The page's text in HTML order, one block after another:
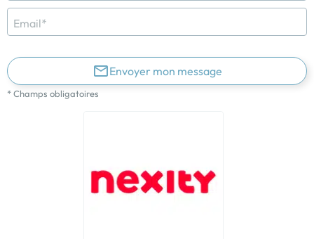
Email*
Envoyer mon message
* Champs obligatoires